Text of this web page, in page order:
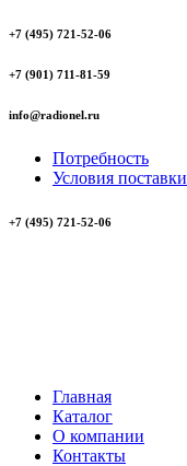
+7 (495) 721-52-06
+7 (901) 711-81-59
info@radionel.ru
Потребность
Условия поставки
+7 (495) 721-52-06
Главная
Каталог
О компании
Контакты